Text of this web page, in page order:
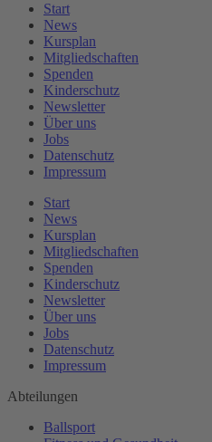
Start
News
Kursplan
Mitgliedschaften
Spenden
Kinderschutz
Newsletter
Über uns
Jobs
Datenschutz
Impressum
Start
News
Kursplan
Mitgliedschaften
Spenden
Kinderschutz
Newsletter
Über uns
Jobs
Datenschutz
Impressum
Abteilungen
Ballsport